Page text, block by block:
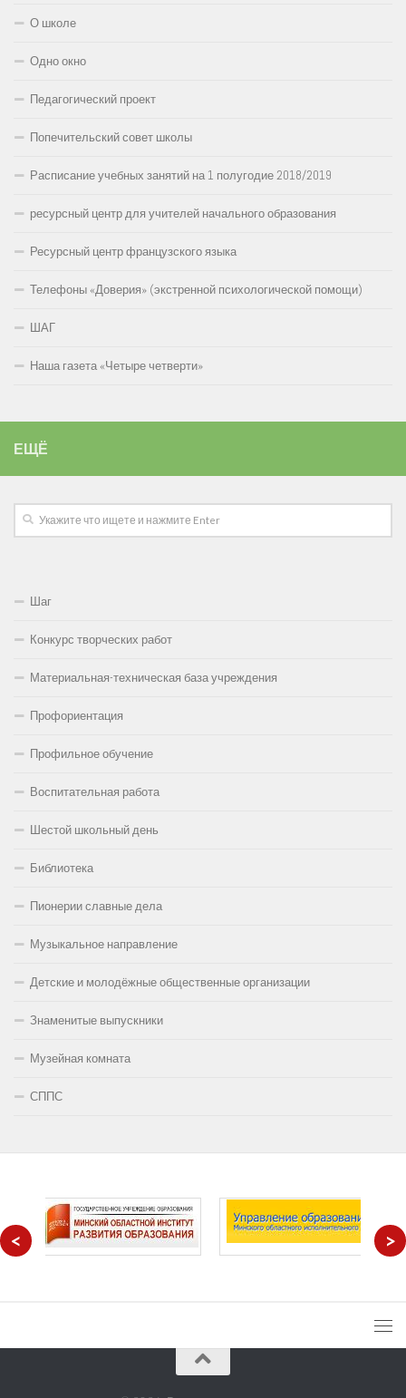
О школе
Одно окно
Педагогический проект
Попечительский совет школы
Расписание учебных занятий на 1 полугодие 2018/2019
ресурсный центр для учителей начального образования
Ресурсный центр французского языка
Телефоны «Доверия» (экстренной психологической помощи)
ШАГ
Наша газета «Четыре четверти»
ЕЩЁ
Шаг
Конкурс творческих работ
Материальная-техническая база учреждения
Профориентация
Профильное обучение
Воспитательная работа
Шестой школьный день
Библиотека
Пионерии славные дела
Музыкальное направление
Детские и молодёжные общественные организации
Знаменитые выпускники
Музейная комната
СППС
< >